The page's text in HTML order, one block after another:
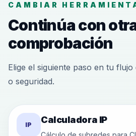
CAMBIAR
Continúa con
comprobación
Elige el siguiente paso en tu
o seguridad.
IP Calculadora IP